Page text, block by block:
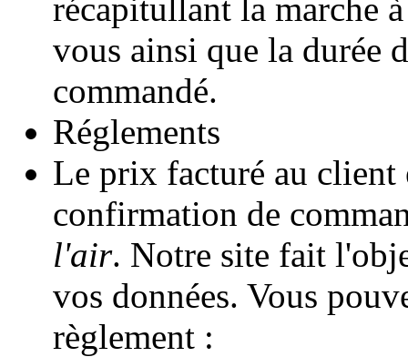
récapitullant la marche
vous ainsi que la durée
commandé.
Réglements
Le prix facturé au
confirmation de
l'air. Notre site fait
vos données. Vous
règlement :